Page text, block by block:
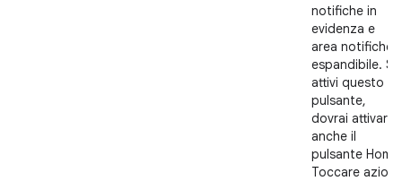
notifiche in
evidenza e
area notifiche
espandibile. Se
attivi questo
pulsante,
dovrai attivare
anche il
pulsante Home.
Toccare azioni